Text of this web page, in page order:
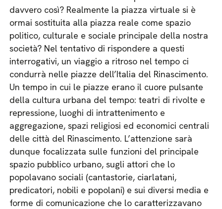
davvero così? Realmente la piazza virtuale si è
ormai sostituita alla piazza reale come spazio
politico, culturale e sociale principale della nostra
società? Nel tentativo di rispondere a questi
interrogativi, un viaggio a ritroso nel tempo ci
condurrà nelle piazze dell’Italia del Rinascimento.
Un tempo in cui le piazze erano il cuore pulsante
della cultura urbana del tempo: teatri di rivolte e
repressione, luoghi di intrattenimento e
aggregazione, spazi religiosi ed economici centrali
delle città del Rinascimento. L’attenzione sarà
dunque focalizzata sulle funzioni del principale
spazio pubblico urbano, sugli attori che lo
popolavano sociali (cantastorie, ciarlatani,
predicatori, nobili e popolani) e sui diversi media e
forme di comunicazione che lo caratterizzavano